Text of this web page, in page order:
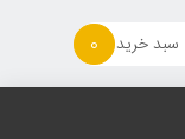
سبد خرید 0